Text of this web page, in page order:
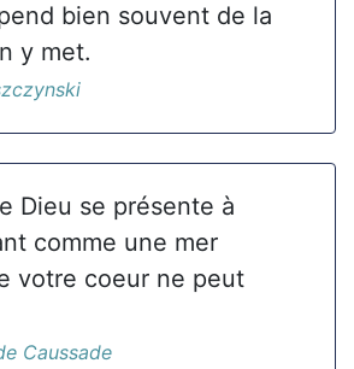
bien souvent de la
y met.
Dieu se présente à
comme une mer
votre coeur ne peut
Caussade